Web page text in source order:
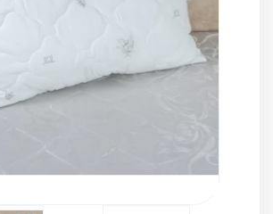
з ковдр, подушок і постільної білизни